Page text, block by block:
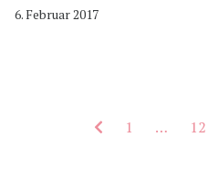
6. Februar 2017
1 … 12